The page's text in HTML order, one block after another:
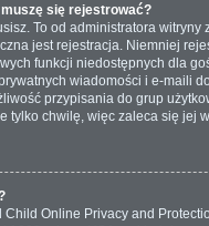
się rejestrować?
To od administratora witryny
jest rejestracja. Niemniej
funkcji niedostępnych dla
wiadomości i e-maili
przypisania do grup
tylko chwilę, więc zaleca się jej
Child Online Privacy and